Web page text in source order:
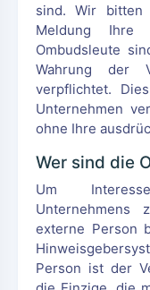
sind. Wir bitten
Meldung Ihre
Ombudsleute
Wahrung der
verpflichtet.
Unternehmen
ohne Ihre
Wer sind die
Um
Unternehmens
externe Person
Person ist der